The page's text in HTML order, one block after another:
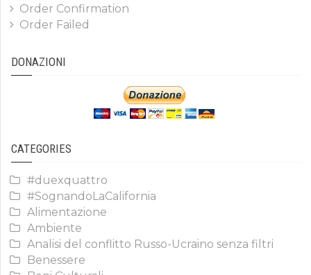
Order Confirmation
Order Failed
DONAZIONI
CATEGORIES
#duexquattro
#SognandoLaCalifornia
Alimentazione
Ambiente
Analisi del conflitto Russo-Ucraino senza filtri
Benessere